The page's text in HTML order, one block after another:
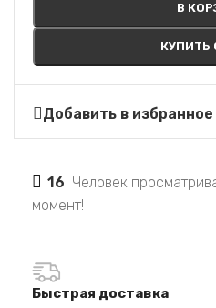
В
КУПИТЬ
Добавить в избранное
16 Человек
момент!
Быстрая доставка